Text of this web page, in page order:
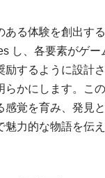
る体験を創出す
し、各要素がゲ
するように設計
かにします。こ
覚を育み、発見
力的な物語を伝